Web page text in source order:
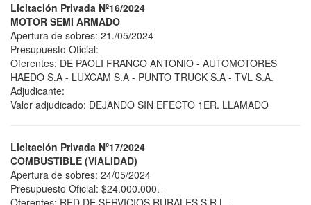
Licitación Privada Nº16/2024
MOTOR SEMI ARMADO
Apertura de sobres: 21./05/2024
Presupuesto Oficial:
Oferentes: DE PAOLI FRANCO ANTONIO - AUTOMOTORES
HAEDO S.A - LUXCAM S.A - PUNTO TRUCK S.A - TVL S.A.
Adjudicante:
Valor adjudicado: DEJANDO SIN EFECTO 1ER. LLAMADO
Licitación Privada Nº17/2024
COMBUSTIBLE (VIALIDAD)
Apertura de sobres: 24/05/2024
Presupuesto Oficial: $24.000.000.-
Oferentes: RED DE SERVICIOS RURALES S.R.L -